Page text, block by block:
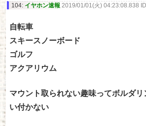
104: イヤホン速報 2019/01/01(火) 04:23:08.838
自転車
スキースノーボード
ゴルフ
アクアリウム
マウント取られない趣味ってボルダ
い付かない